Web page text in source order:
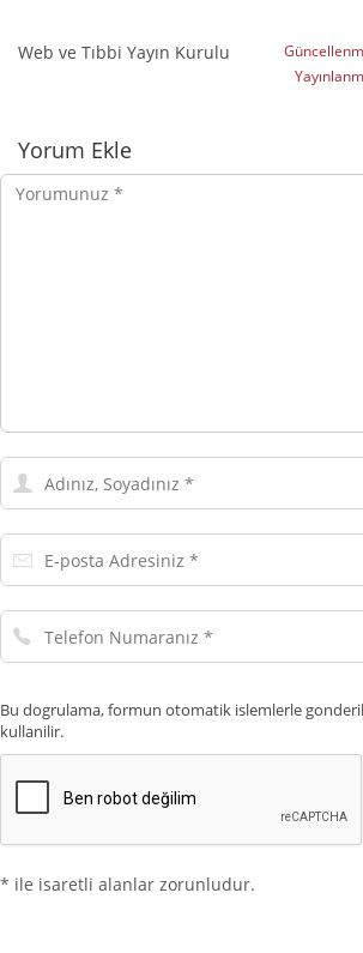
Web ve Tıbbi Yayın Kurulu
Yorumlar
Yorum Ekle
Yorumunuz
Adınız,
Soyadınız
E-
posta
Telefon
Numaranız
Bu dogrulama, formun otomatik islemlerle
kullanilir.
* ile isaretli alanlar zorunludur.